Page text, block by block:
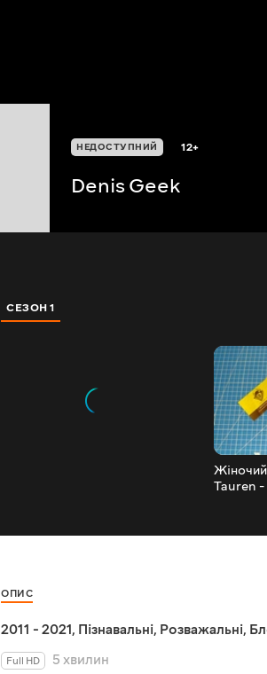
НЕДОСТУПНИЙ 12+
Denis Geek
СЕЗОН 1
Жіночий
Tauren -
ОПИС
2011 - 2021, Пізнавальні, Розважальні,
Full HD
5 хвилин